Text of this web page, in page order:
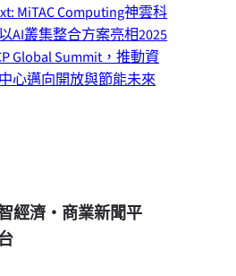
MiTAC Computing神雲科
AI叢集整合方案亮相2025
Global Summit，推動資
心邁向開放與節能未來
經濟・商業新聞平